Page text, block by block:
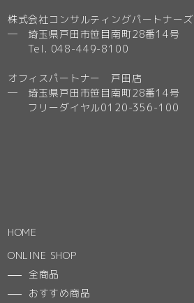
株式会社コンサルティングパートナーズ
─ 埼玉県戸田市笹目南町28番14号
Tel. 048-449-8100
オフィスパートナー 戸田店
─ 埼玉県戸田市笹目南町28番14号
フリーダイヤル0120-356-100
HOME
ONLINE SHOP
全商品
おすすめ商品